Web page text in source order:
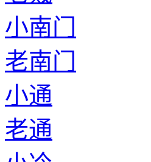
小南门
老南门
小通
老通